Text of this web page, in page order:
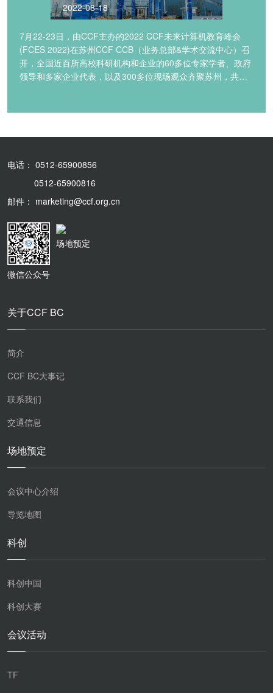
2022-08-18
7月22-23日，由CCF主办的2022 CCF未来计算机教育峰会
(FCES 2022)在苏州CCF CCB（业务总部&学术交流中心）召
开，全国近百所高校科研机构和企业的60多位专家学者、政府
领导和多家企业代表，以及300多位现场观众齐聚苏州，共话
电话： 0512-65900856
0512-65900816
邮件： marketing@ccf.org.cn
微信公众号
场地预定
关于CCF BC
简介
CCF BC大事记
联系我们
交通信息
场地预定
会议中心介绍
导览地图
科创
科创中国
科创大赛
会议活动
TF